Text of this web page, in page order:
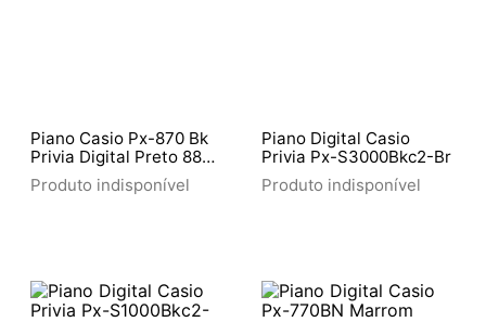
Piano Casio Px-870 Bk
Privia Digital Preto 88
Teclas
Produto indisponível
Piano Digital Casio
Privia Px-S3000Bkc2-Br
Produto indisponível